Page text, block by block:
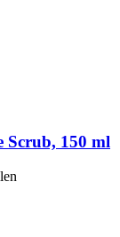
Scrub, 150 ml